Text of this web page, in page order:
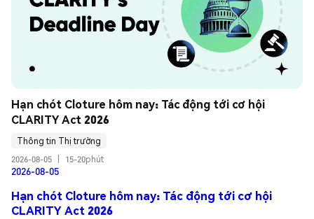
Hạn chót Cloture hôm nay: Tác động tới cơ hội
CLARITY Act 2026
Thông tin Thị trường
2026-08-05
15-20phút
2026-08-05
Hạn chót Cloture hôm nay: Tác động tới cơ hội
CLARITY Act 2026